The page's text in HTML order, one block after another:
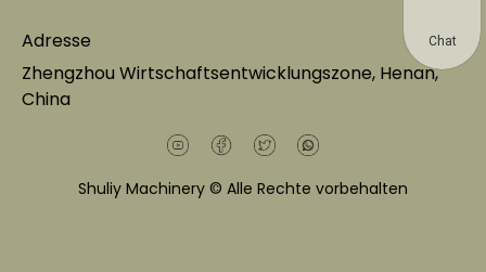
Adresse
Zhengzhou Wirtschaftsentwicklungszone, Henan,
China
Shuliy Machinery © Alle Rechte vorbehalten
Chat